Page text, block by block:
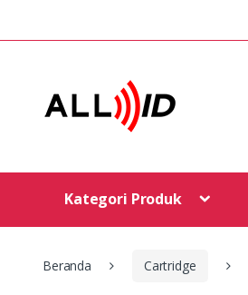
Kategori Produk
Beranda Cartridge